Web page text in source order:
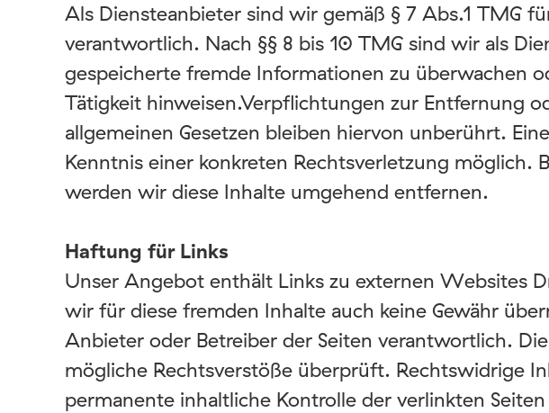
Als Diensteanbieter sind wir gemäß § 7 Abs.1 TMG
verantwortlich. Nach §§ 8 bis 10 TMG sind wir als
gespeicherte fremde Informationen zu überwachen
Tätigkeit hinweisen.Verpflichtungen zur Entfernung
allgemeinen Gesetzen bleiben hiervon unberührt.
Kenntnis einer konkreten Rechtsverletzung möglich.
werden wir diese Inhalte umgehend entfernen.
Haftung für Links
Unser Angebot enthält Links zu externen Websites
wir für diese fremden Inhalte auch keine Gewähr
Anbieter oder Betreiber der Seiten verantwortlich.
mögliche Rechtsverstöße überprüft. Rechtswidrige
permanente inhaltliche Kontrolle der verlinkten